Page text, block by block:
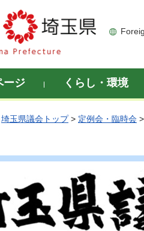
ージ くらし・環境
埼玉県議会トップ> 定例会・臨時会 >